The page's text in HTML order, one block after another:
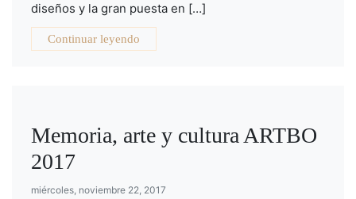
diseños y la gran puesta en […]
Continuar leyendo
Memoria, arte y cultura ARTBO
2017
miércoles, noviembre 22, 2017